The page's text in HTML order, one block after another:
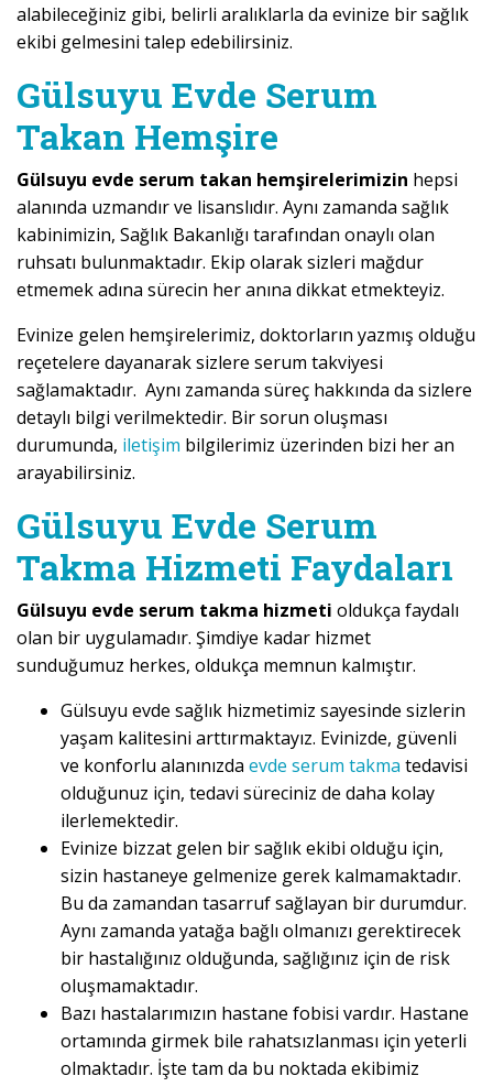
alabileceğiniz gibi, belirli aralıklarla da evinize bir sağlık
ekibi gelmesini talep edebilirsiniz.
Gülsuyu Evde Serum
Takan Hemşire
Gülsuyu evde serum takan hemşirelerimizin hepsi
alanında uzmandır ve lisanslıdır. Aynı zamanda sağlık
kabinimizin, Sağlık Bakanlığı tarafından onaylı olan
ruhsatı bulunmaktadır. Ekip olarak sizleri mağdur
etmemek adına sürecin her anına dikkat etmekteyiz.
Evinize gelen hemşirelerimiz, doktorların yazmış olduğu
reçetelere dayanarak sizlere serum takviyesi
sağlamaktadır. Aynı zamanda süreç hakkında da sizlere
detaylı bilgi verilmektedir. Bir sorun oluşması
durumunda, iletişim bilgilerimiz üzerinden bizi her an
arayabilirsiniz.
Gülsuyu Evde Serum
Takma Hizmeti Faydaları
Gülsuyu evde serum takma hizmeti oldukça faydalı
olan bir uygulamadır. Şimdiye kadar hizmet
sunduğumuz herkes, oldukça memnun kalmıştır.
Gülsuyu evde sağlık hizmetimiz sayesinde sizlerin
yaşam kalitesini arttırmaktayız. Evinizde, güvenli
ve konforlu alanınızda evde serum takma tedavisi
olduğunuz için, tedavi süreciniz de daha kolay
ilerlemektedir.
Evinize bizzat gelen bir sağlık ekibi olduğu için,
sizin hastaneye gelmenize gerek kalmamaktadır.
Bu da zamandan tasarruf sağlayan bir durumdur.
Aynı zamanda yatağa bağlı olmanızı gerektirecek
bir hastalığınız olduğunda, sağlığınız için de risk
oluşmamaktadır.
Bazı hastalarımızın hastane fobisi vardır. Hastane
ortamında girmek bile rahatsızlanması için yeterli
olmaktadır. İşte tam da bu noktada ekibimiz